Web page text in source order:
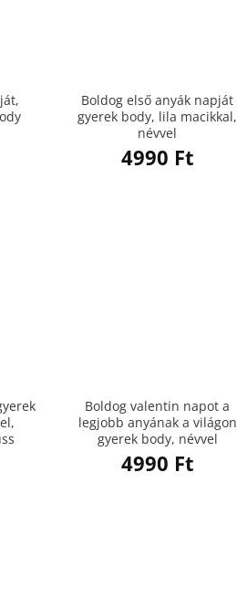
Boldog első anyák napját
gyerek body, lila macikkal,
névvel
4990 Ft
Boldog valentin napot a
legjobb anyának a világon
gyerek body, névvel
4990 Ft